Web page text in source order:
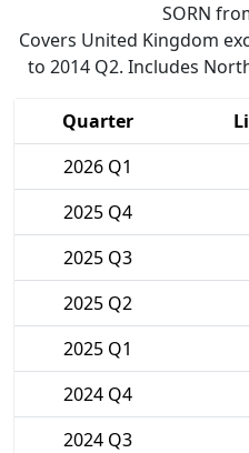
SORN
Covers United Kingdom
to 2014 Q2. Includes
Quarter
2026 Q1
2025 Q4
2025 Q3
2025 Q2
2025 Q1
2024 Q4
2024 Q3